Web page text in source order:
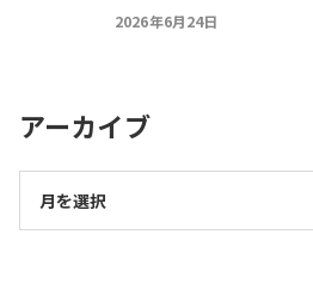
2026年6月24日
アーカイブ